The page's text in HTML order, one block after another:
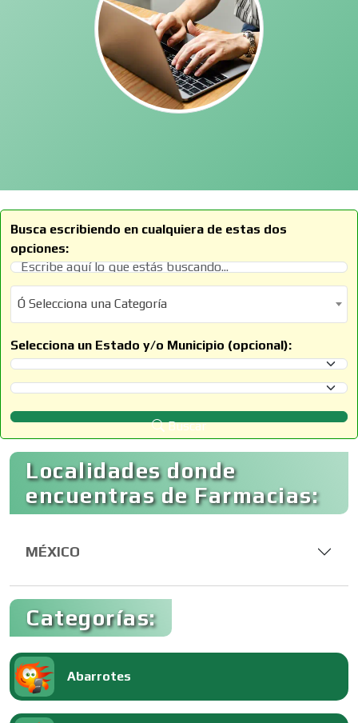
Busca escribiendo en cualquiera de estas dos
opciones:
Ó Selecciona una Categoría
Ó Selecciona una Categoría
Selecciona un Estado y/o Municipio (opcional):
Selecciona un Estado
Selecciona un Municipio
Buscar
Localidades donde
encuentras de Farmacias:
MÉXICO
Categorías:
Abarrotes